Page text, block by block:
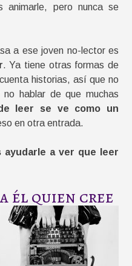
animarle, pero nunca se
a ese joven no-lector es
. Ya tiene otras formas de
historias, así que no
hablar de que muchas
leer se ve como un
en otra entrada.
ayudarle a ver que leer
él quien cree